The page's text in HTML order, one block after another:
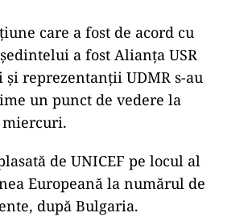
altfel, care este făcută de 3-4-5-
optează pentru acea disciplină,
sigur că se face în toate
trebui să se facă de către
spus Sorin Cîmpeanu.
în şcoli a generat din nou
în Parlament. Textul legii a
de către preşedintele